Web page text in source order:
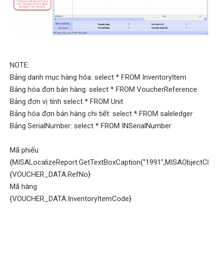
NOTE:
Bảng danh mục hàng hóa: select * FROM InventoryItem
Bảng hóa đơn bán hàng: select * FROM VoucherReference
Bảng đơn vị tính select * FROM Unit
Bảng hóa đơn bán hàng chi tiết: select * FROM saleledger
Bảng SerialNumber: select * FROM INSerialNumber
Mã phiếu
{VOUCHER_DATA.RefNo}
Mã hàng
{VOUCHER_DATA.InventoryItemCode}